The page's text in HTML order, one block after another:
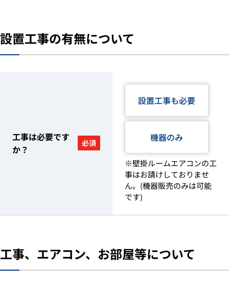
設置工事の有無について
工事は必要です
か？
必須
設置工事も必要
機器のみ
※壁掛ルームエアコンの工
事はお請けしておりませ
ん。(機器販売のみは可能
です)
工事、エアコン、お部屋等について